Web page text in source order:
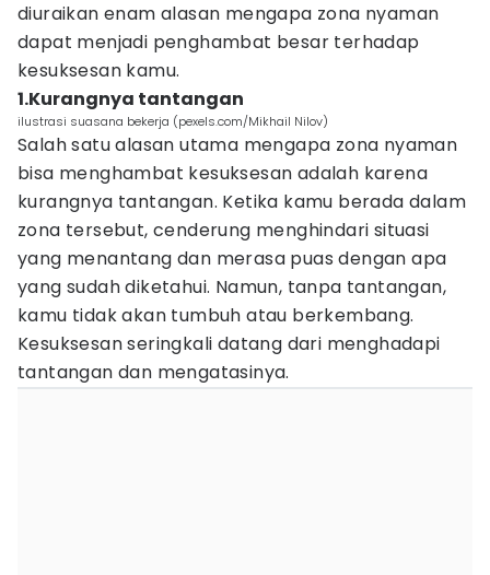
diuraikan enam alasan mengapa zona nyaman
dapat menjadi penghambat besar terhadap
kesuksesan kamu.
1.Kurangnya tantangan
ilustrasi suasana bekerja (pexels.com/Mikhail Nilov)
Salah satu alasan utama mengapa zona nyaman
bisa menghambat kesuksesan adalah karena
kurangnya tantangan. Ketika kamu berada dalam
zona tersebut, cenderung menghindari situasi
yang menantang dan merasa puas dengan apa
yang sudah diketahui. Namun, tanpa tantangan,
kamu tidak akan tumbuh atau berkembang.
Kesuksesan seringkali datang dari menghadapi
tantangan dan mengatasinya.